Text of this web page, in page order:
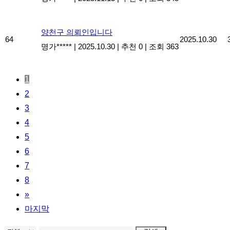
64
양천구 의뢰인입니다
명가***** | 2025.10.30 | 추천 0 | 조회 363
2025.10.30
1
2
3
4
5
6
7
8
»
마지막